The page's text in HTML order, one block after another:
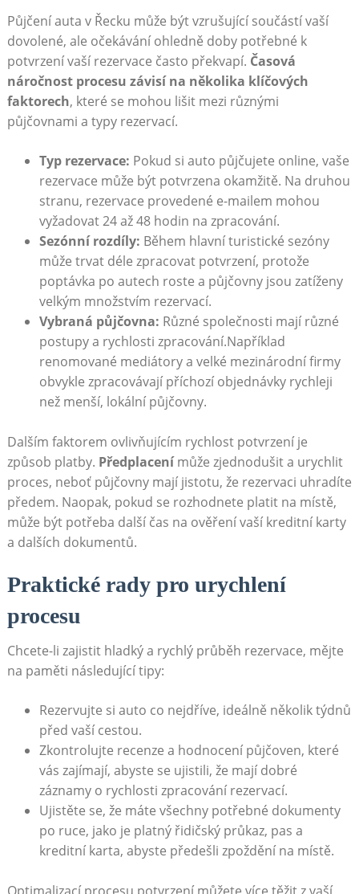
Půjčení auta v Řecku může být vzrušující součástí vaší
dovolené, ale očekávání ohledně doby potřebné k
potvrzení vaší rezervace často překvapí. Časová
náročnost procesu závisí na několika klíčových
faktorech, které se mohou lišit mezi různými
půjčovnami a typy rezervací.
Typ rezervace: Pokud si auto půjčujete online, vaše
rezervace může být potvrzena okamžitě. Na druhou
stranu, rezervace provedené e-mailem mohou
vyžadovat 24 až 48 hodin na zpracování.
Sezónní rozdíly: Během hlavní turistické sezóny
může trvat déle zpracovat potvrzení, protože
poptávka po autech roste a půjčovny jsou zatíženy
velkým množstvím rezervací.
Vybraná půjčovna: Různé společnosti mají různé
postupy a rychlosti zpracování.Například
renomované mediátory a velké mezinárodní firmy
obvykle zpracovávají příchozí objednávky rychleji
než menší, lokální půjčovny.
Dalším faktorem ovlivňujícím rychlost potvrzení je
způsob platby. Předplacenímůže zjednodušit a urychlit
proces, neboť půjčovny mají jistotu, že rezervaci uhradíte
předem. Naopak, pokud se rozhodnete platit na místě,
může být potřeba další čas na ověření vaší kreditní karty
a dalších dokumentů.
Praktické rady pro urychlení
procesu
Chcete-li zajistit hladký a rychlý průběh rezervace, mějte
na paměti následující tipy:
Rezervujte si auto co nejdříve, ideálně několik týdnů
před vaší cestou.
Zkontrolujte recenze a hodnocení půjčoven, které
vás zajímají, abyste se ujistili, že mají dobré
záznamy o rychlosti zpracování rezervací.
Ujistěte se, že máte všechny potřebné dokumenty
po ruce, jako je platný řidičský průkaz, pas a
kreditní karta, abyste předešli zpoždění na místě.